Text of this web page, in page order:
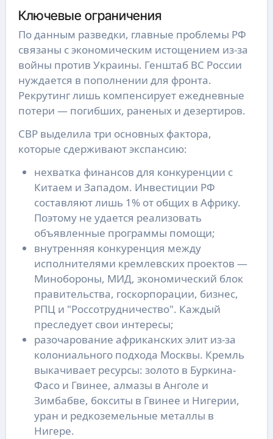
Ключевые ограничения
По данным разведки, главные проблемы РФ
связаны с экономическим истощением из-за
войны против Украины. Генштаб ВС России
нуждается в пополнении для фронта.
Рекрутинг лишь компенсирует ежедневные
потери — погибших, раненых и дезертиров.
СВР выделила три основных фактора,
которые сдерживают экспансию:
нехватка финансов для конкуренции с
Китаем и Западом. Инвестиции РФ
составляют лишь 1% от общих в Африку.
Поэтому не удается реализовать
объявленные программы помощи;
внутренняя конкуренция между
исполнителями кремлевских проектов —
Минобороны, МИД, экономический блок
правительства, госкорпорации, бизнес,
РПЦ и "Россотрудничество". Каждый
преследует свои интересы;
разочарование африканских элит из-за
колониального подхода Москвы. Кремль
выкачивает ресурсы: золото в Буркина-
Фасо и Гвинее, алмазы в Анголе и
Зимбабве, бокситы в Гвинее и Нигерии,
уран и редкоземельные металлы в
Нигере.